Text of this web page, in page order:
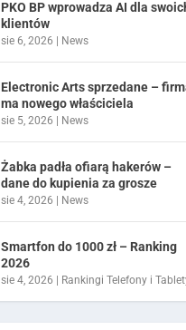
PKO BP wprowadza AI dla
klientów
sie 6, 2026 | News
Electronic Arts sprzedane –
ma nowego właściciela
sie 5, 2026 | News
Żabka padła ofiarą hakerów –
dane do kupienia za grosze
sie 4, 2026 | News
Smartfon do 1000 zł – Ranking
2026
sie 4, 2026 | Rankingi Telefony i